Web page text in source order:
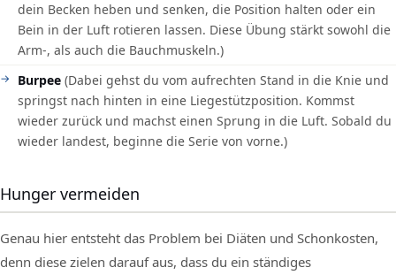
dein Becken heben und senken, die Position halten oder ein
Bein in der Luft rotieren lassen. Diese Übung stärkt sowohl die
Arm-, als auch die Bauchmuskeln.)
Burpee (Dabei gehst du vom aufrechten Stand in die Knie und
springst nach hinten in eine Liegestützposition. Kommst
wieder zurück und machst einen Sprung in die Luft. Sobald du
wieder landest, beginne die Serie von vorne.)
Hunger vermeiden
Genau hier entsteht das Problem bei Diäten und Schonkosten,
denn diese zielen darauf aus, dass du ein ständiges